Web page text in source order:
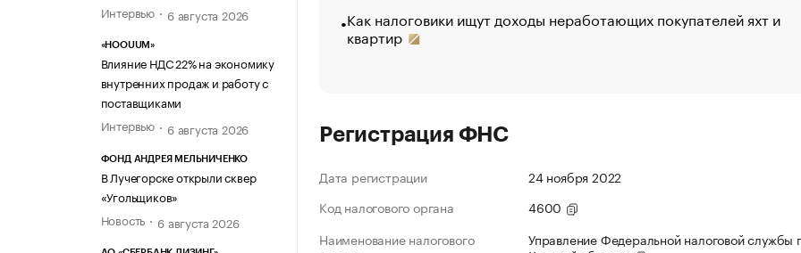
Интервью
6 августа 2026
«HOOUUM»
Влияние НДС 22% на экономику
внутренних продаж и работу с
поставщиками
Интервью
6 августа 2026
ФОНД АНДРЕЯ МЕЛЬНИЧЕНКО
В Лучегорске открыли сквер
«Угольщиков»
Новость
6 августа 2026
Как налоговики ищут доходы неработающих покупателей яхт и
квартир
Регистрация ФНС
Дата регистрации
24 ноября 2022
Код налогового органа
4600
Наименование налогового
Управление Федеральной налоговой службы